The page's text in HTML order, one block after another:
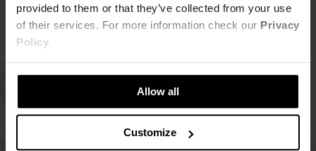
provided to them or that they’ve collected from your use
of their services. For more information check our Privacy
Policy.
Allow all
Customize